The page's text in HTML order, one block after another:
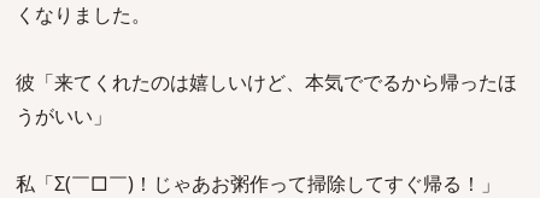
くなりました。
彼「来てくれたのは嬉しいけど、本気ででるから帰ったほ
うがいい」
私「Σ(￣□￣)！じゃあお粥作って掃除してすぐ帰る！」